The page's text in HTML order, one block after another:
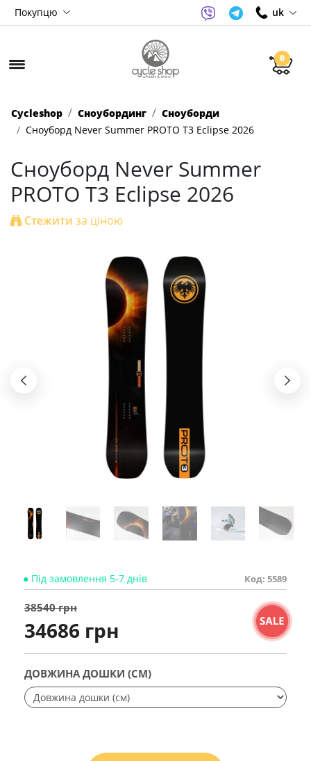
Покупцю uk
0
Cycleshop Сноубординг
Сноуборди
Сноуборд Never Summer PROTO T3 Eclipse 2026
Сноуборд Never Summer
PROTO T3 Eclipse 2026
Стежити за ціною
● Під замовлення 5-7 днів Код: 5589
38540 грн
34686 грн
ДОВЖИНА ДОШКИ (СМ)